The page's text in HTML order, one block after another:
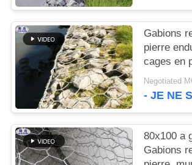
POLITIQUE
DE
CONFIDENTIALITÉ
Gabions
pierre
cages en
Gabion de
Negotiated
- JE NE
80x100 a
Gabions